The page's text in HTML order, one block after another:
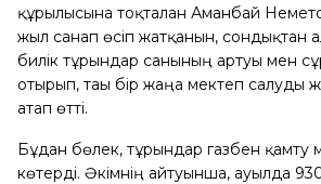
құрылысына тоқталған Аманбай
жыл санап өсіп жатқанын, сондықтан
билік тұрғындар санының артуы мен
отырып, тағы бір жаңа мектеп салуды
атап өтті.
Бұдан бөлек, тұрғындар газбен қамту
көтерді. Әкімнің айтуынша, ауылда